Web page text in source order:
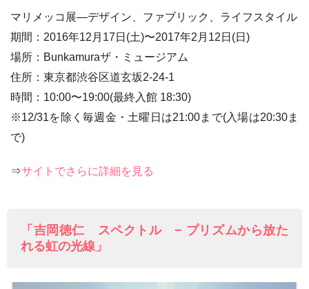
マリメッコ展―デザイン、ファブリック、ライフスタイル
期間：2016年12月17日(土)〜2017年2月12日(日)
場所：Bunkamuraザ・ミュージアム
住所：東京都渋谷区道玄坂2-24-1
時間：10:00〜19:00(最終入館 18:30)
※12/31を除く毎週金・土曜日は21:00まで(入場は20:30ま
で)
⇒サイトでさらに詳細を見る
「吉岡徳仁 スペクトル − プリズムから放た
れる虹の光線」